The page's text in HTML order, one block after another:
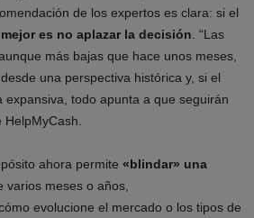
de los expertos es clara: si el
es no aplazar la decisión. “Las
más bajas que hace unos meses,
una perspectiva histórica y, si el
expansiva, todo apunta a que seguirán
HelpMyCash.
ahora permite «blindar» una
varios meses o años,
evolucione el mercado o los tipos de